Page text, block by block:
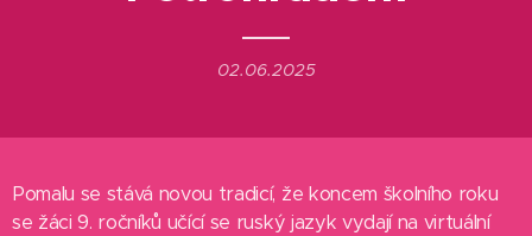
02.06.2025
Pomalu se stává novou tradicí, že koncem školního roku
se žáci 9. ročníků učící se ruský jazyk vydají na virtuální